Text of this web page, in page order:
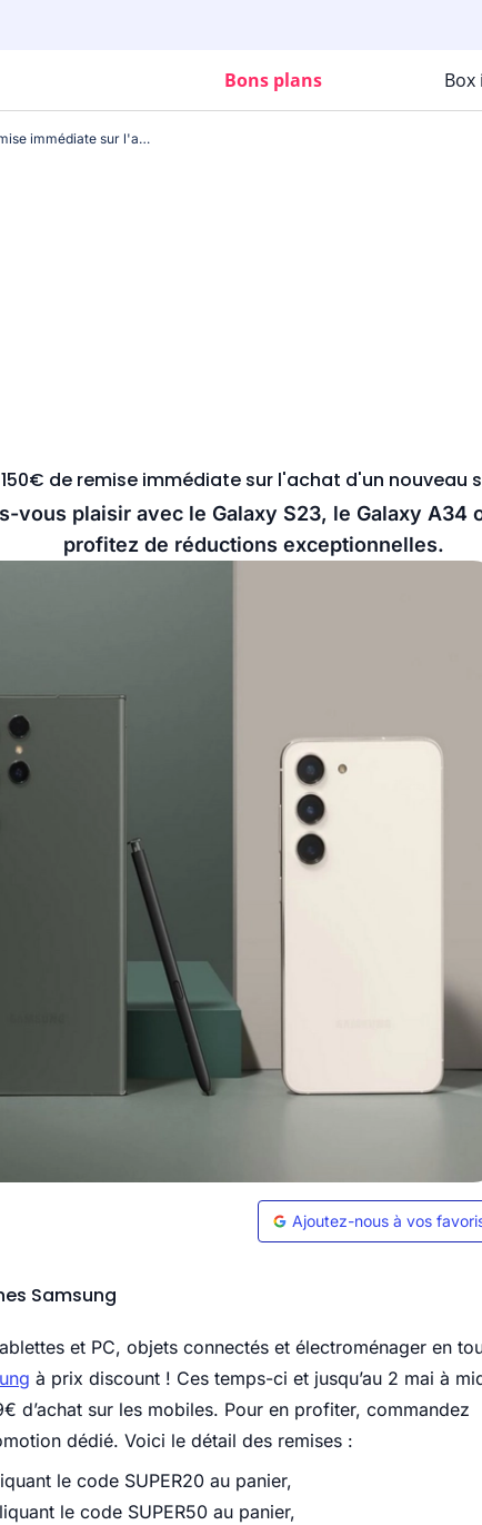
Bons plans
Bon plan : Jusqu'à 150€ de remise immédiate sur l'achat d'un nouveau smartphone Samsung
de remise immédiate sur l'achat d'un nouveau
vous plaisir avec le Galaxy S23, le Galaxy A34
profitez de réductions exceptionnelles.
Ajoutez-nous à vos
Samsung
et PC, objets connectés et électroménager en
à prix discount ! Ces temps-ci et jusqu’au 2 mai à
d’achat sur les mobiles. Pour en profiter, commandez
dédié. Voici le détail des remises :
le code SUPER20 au panier,
le code SUPER50 au panier,